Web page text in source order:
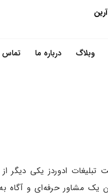
وبلاگ درباره ما تماس
ادوردز یکی دیگر
یک مشاور حرفه‌ای و آگاه